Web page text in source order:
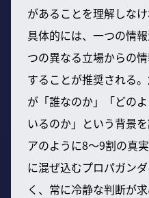
があることを理解しなけ
具体的には、一つの情
つの異なる立場からの
することが推奨される
が「誰なのか」「どの
いるのか」という背景
アのように8〜9割の真
に混ぜ込むプロパガン
く、常に冷静な判断が